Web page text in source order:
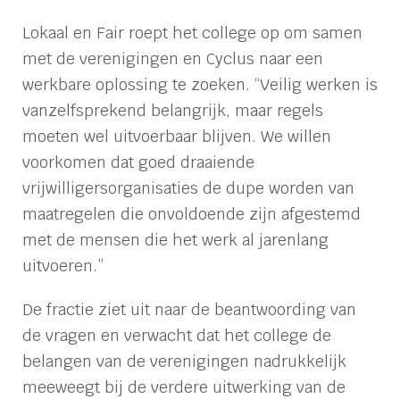
Lokaal en Fair roept het college op om samen
met de verenigingen en Cyclus naar een
werkbare oplossing te zoeken. “Veilig werken is
vanzelfsprekend belangrijk, maar regels
moeten wel uitvoerbaar blijven. We willen
voorkomen dat goed draaiende
vrijwilligersorganisaties de dupe worden van
maatregelen die onvoldoende zijn afgestemd
met de mensen die het werk al jarenlang
uitvoeren.”
De fractie ziet uit naar de beantwoording van
de vragen en verwacht dat het college de
belangen van de verenigingen nadrukkelijk
meeweegt bij de verdere uitwerking van de